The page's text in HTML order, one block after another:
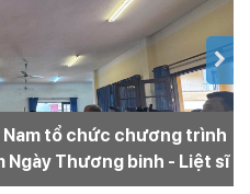
Nam tổ chức chương trình
Ngày Thương binh - Liệt sĩ